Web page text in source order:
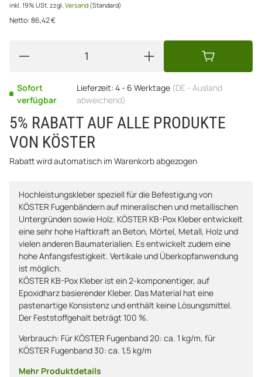
inkl. 19% USt. zzgl. Versand (Standard)
Netto:86,42€
Sofort
verfügbar
Lieferzeit: 4 - 6 Werktage (DE - Ausland
abweichend)
5% RABATT AUF ALLE PRODUKTE
VON KÖSTER
Rabatt wird automatisch im Warenkorb abgezogen
Hochleistungskleber speziell für die Befestigung von
KÖSTER Fugenbändern auf mineralischen und metallischen
Untergründen sowie Holz. KÖSTER KB-Pox Kleber entwickelt
eine sehr hohe Haftkraft an Beton, Mörtel, Metall, Holz und
vielen anderen Baumaterialien. Es entwickelt zudem eine
hohe Anfangsfestigkeit. Vertikale und Überkopfanwendung
ist möglich.
KÖSTER KB-Pox Kleber ist ein 2-komponentiger, auf
Epoxidharz basierender Kleber. Das Material hat eine
pastenartige Konsistenz und enthält keine Lösungsmittel.
Der Feststoffgehalt beträgt 100 %.
Verbrauch: Für KÖSTER Fugenband 20: ca. 1 kg/m, für
KÖSTER Fugenband 30: ca. 1,5 kg/m
Mehr Produktdetails